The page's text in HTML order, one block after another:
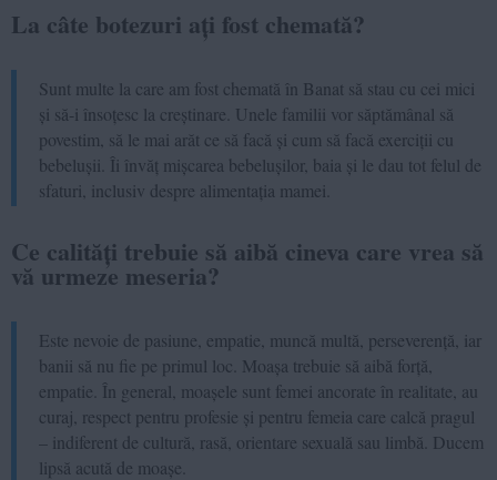
La câte botezuri ați fost chemată?
Sunt multe la care am fost chemată în Banat să stau cu cei mici
și să-i însoțesc la creștinare. Unele familii vor săptămânal să
povestim, să le mai arăt ce să facă și cum să facă exerciții cu
bebelușii. Îi învăț mișcarea bebelușilor, baia și le dau tot felul de
sfaturi, inclusiv despre alimentația mamei.
Ce calități trebuie să aibă cineva care vrea să
vă urmeze meseria?
Este nevoie de pasiune, empatie, muncă multă, perseverență, iar
banii să nu fie pe primul loc. Moașa trebuie să aibă forță,
empatie. În general, moașele sunt femei ancorate în realitate, au
curaj, respect pentru profesie și pentru femeia care calcă pragul
– indiferent de cultură, rasă, orientare sexuală sau limbă. Ducem
lipsă acută de moașe.